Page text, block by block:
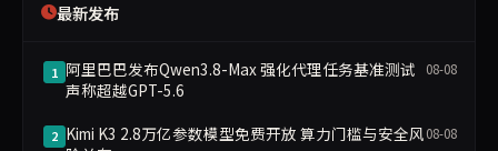
最新发布
1 阿里巴巴发布Qwen3.8-Max 强化代理任务基准测试
声称超越GPT-5.6
08-08
2 Kimi K3 2.8万亿参数模型免费开放 算力门槛与安全风08-08